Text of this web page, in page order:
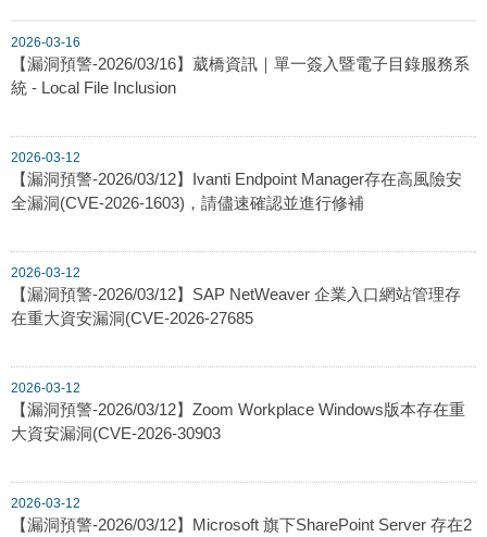
2026-03-16
【漏洞預警-2026/03/16】葳橋資訊｜單一簽入暨電子目錄服務系
統 - Local File Inclusion
2026-03-12
【漏洞預警-2026/03/12】Ivanti Endpoint Manager存在高風險安
全漏洞(CVE-2026-1603)，請儘速確認並進行修補
2026-03-12
【漏洞預警-2026/03/12】SAP NetWeaver 企業入口網站管理存
在重大資安漏洞(CVE-2026-27685
2026-03-12
【漏洞預警-2026/03/12】Zoom Workplace Windows版本存在重
大資安漏洞(CVE-2026-30903
2026-03-12
【漏洞預警-2026/03/12】Microsoft 旗下SharePoint Server 存在2